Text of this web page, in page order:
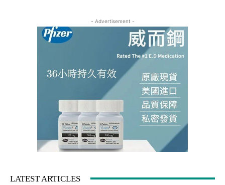
- Advertisement -
LATEST ARTICLES